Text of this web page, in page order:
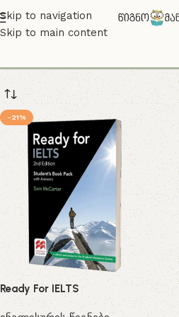
Skip to navigation
Skip to main content
-21%
Ready For IELTS